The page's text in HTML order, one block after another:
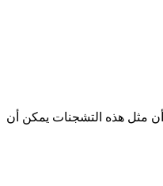
مثل هذه التشجنات يمكن أن